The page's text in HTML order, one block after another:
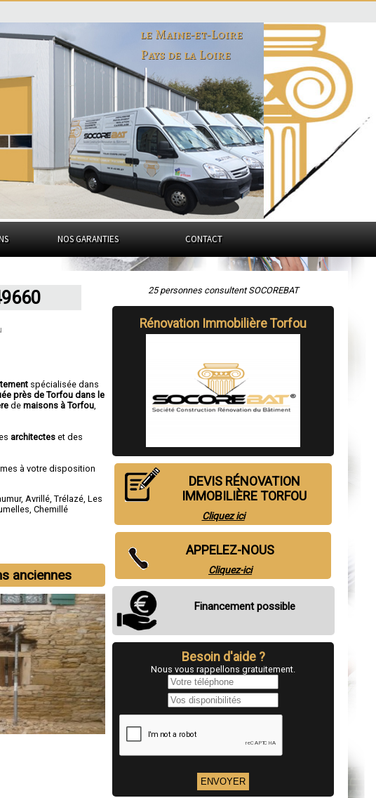
le Maine-et-Loire
Pays de la Loire
NOS GARANTIES CONTACT
spécialisée dans
près de Torfou dans le
demaisons à Torfou
architectes et des
à votre disposition
, Avrillé ,Trélazé ,Les
,Chemillé
anciennes
25 personnes consultent SOCOREBAT
Rénovation Immobilière Torfou
DEVIS RÉNOVATION
IMMOBILIÈRE TORFOU
Cliquez ici
APPELEZ-NOUS
Cliquez-ici
Financement possible
Besoin d'aide ?
Nous vous rappellons gratuitement.